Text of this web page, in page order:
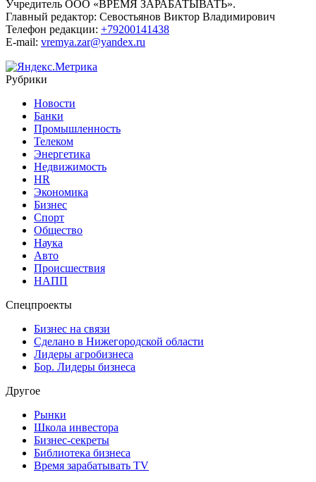
Учредитель ООО «ВРЕМЯ ЗАРАБАТЫВАТЬ».
Главный редактор: Севостьянов Виктор Владимирович
Телефон редакции: +79200141438
E-mail: vremya.zar@yandex.ru
Рубрики
Новости
Банки
Промышленность
Телеком
Энергетика
Недвижимость
HR
Экономика
Бизнес
Спорт
Общество
Наука
Авто
Происшествия
НАПП
Спецпроекты
Бизнес на связи
Сделано в Нижегородской области
Лидеры агробизнеса
Бор. Лидеры бизнеса
Другое
Рынки
Школа инвестора
Бизнес-секреты
Библиотека бизнеса
Время зарабатывать TV